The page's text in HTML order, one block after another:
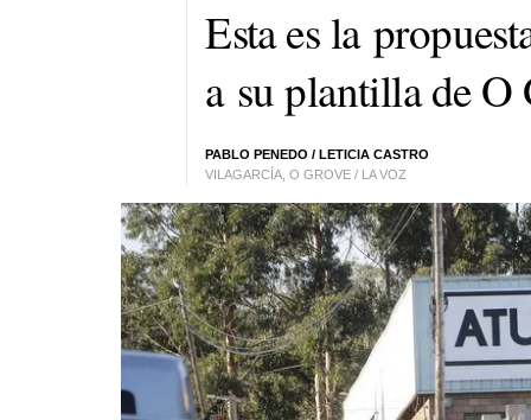
Esta es la
a su plantilla de O
PABLO PENEDO / LETICIA CASTRO
VILAGARCÍA, O GROVE / LA VOZ